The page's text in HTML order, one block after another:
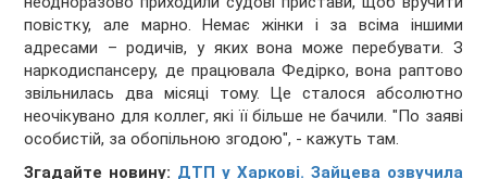
повістку, але марно. Немає жінки і за всіма іншими
адресами – родичів, у яких вона може перебувати. З
наркодиспансеру, де працювала Федірко, вона раптово
звільнилась два місяці тому. Це сталося абсолютно
неочікувано для коллег, які її більше не бачили. "По заяві
особистій, за обопільною згодою", - кажуть там.
Згадайте новину: ДТП у Харкові. Зайцева озвучила